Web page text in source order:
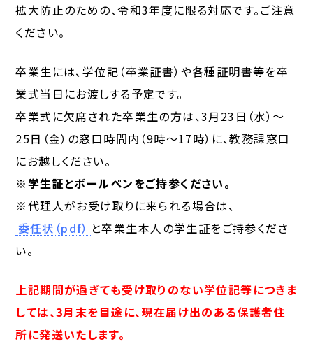
拡大防止のための、令和3年度に限る対応です。ご注意
ください。
卒業生には、学位記（卒業証書）や各種証明書等を卒
業式当日にお渡しする予定です。
卒業式に欠席された卒業生の方は、3月23日（水）～
25日（金）の窓口時間内（9時～17時）に、教務課窓口
にお越しください。
※学生証とボールペンをご持参ください。
※代理人がお受け取りに来られる場合は、
委任状（pdf） と卒業生本人の学生証をご持参くださ
い。
上記期間が過ぎても受け取りのない学位記等につきま
しては、3月末を目途に、現在届け出のある保護者住
所に発送いたします。